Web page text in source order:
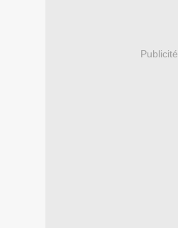
Publicité